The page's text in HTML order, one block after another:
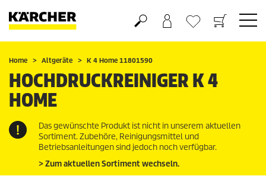
Warenkorb
Wunschliste
Home Altgeräte K 4 Home 11801590
HOCHDRUCKREINIGER K 4
HOME
Das gewünschte Produkt ist nicht in unserem aktuellen
Sortiment. Zubehöre, Reinigungsmittel und
Betriebsanleitungen sind jedoch noch verfügbar.
> Zum aktuellen Sortiment wechseln.